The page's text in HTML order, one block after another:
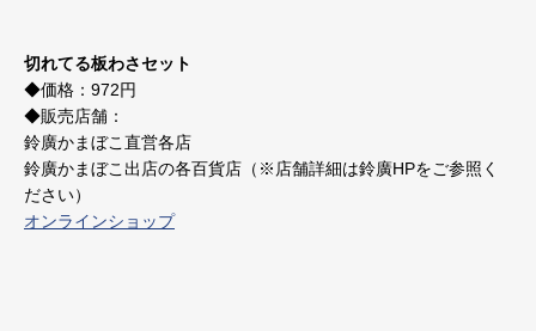
切れてる板わさセット
◆価格：972円
◆販売店舗：
鈴廣かまぼこ直営各店
鈴廣かまぼこ出店の各百貨店（※店舗詳細は鈴廣HPをご参照く
ださい）
オンラインショップ